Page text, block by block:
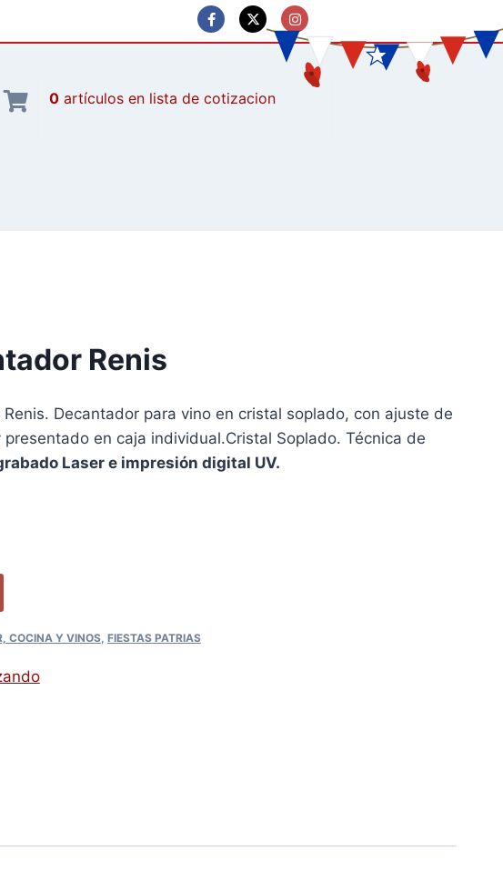
0 artículos
Renis
Decantador para vino en cristal soplado, con ajuste de
presentado en caja individual.Cristal Soplado. Técnica de
Laser e impresión digital UV.
COCINA Y VINOS, FIESTAS PATRIAS